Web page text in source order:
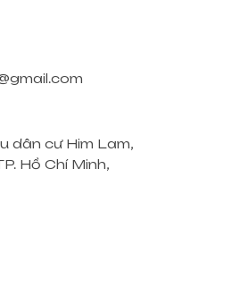
dân cư Him Lam,
Hồ Chí Minh,